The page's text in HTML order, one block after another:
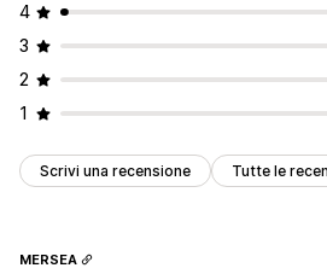
4
3
2
1
Scrivi una recensione Tutte le
MERSEA